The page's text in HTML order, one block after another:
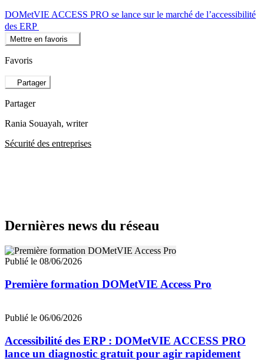
DOMetVIE ACCESS PRO se lance sur le marché de l’accessibilité
des ERP
Mettre en favoris
Favoris
Partager
Partager
Rania Souayah, writer
Sécurité des entreprises
Dernières news du réseau
Publié le 08/06/2026
Première formation DOMetVIE Access Pro
Publié le 06/06/2026
Accessibilité des ERP : DOMetVIE ACCESS PRO
lance un diagnostic gratuit pour agir rapidement